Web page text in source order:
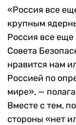
«Россия все
крупным
Россия все
Совета
нравится нам
Россией по
мире», —
Вместе с тем,
стороны «нет